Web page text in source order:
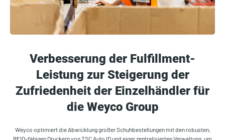
Verbesserung der Fulfillment-
Leistung zur Steigerung der
Zufriedenheit der Einzelhändler für
die Weyco Group
Weyco optimiert die Abwicklung großer Schuhbestellungen mit den robusten,
RFID-fähigen Druckern von TSC Auto ID und einer zentralisierten Verwaltung, um